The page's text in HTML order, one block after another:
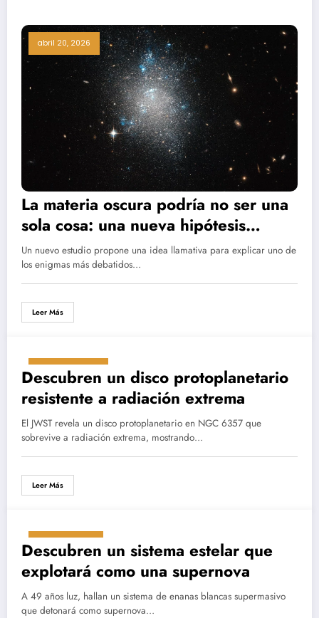
abril 20, 2026
La materia oscura podría no ser una
sola cosa: una nueva hipótesis
plantea que tendría dos formas
distintas
Un nuevo estudio propone una idea llamativa para explicar uno de
los enigmas más debatidos…
Leer Más
agosto 20, 2025
Descubren un disco protoplanetario
resistente a radiación extrema
El JWST revela un disco protoplanetario en NGC 6357 que
sobrevive a radiación extrema, mostrando…
Leer Más
agosto 9, 2025
Descubren un sistema estelar que
explotará como una supernova
A 49 años luz, hallan un sistema de enanas blancas supermasivo
que detonará como supernova…